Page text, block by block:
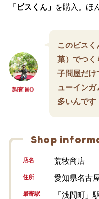
「ビスくん」
を購入。ほ
調査員O
このビスく
菓）でつく
子問屋だけ
ューインガ
多いんです
Shop
店名 荒牧商店
住所 愛知県名古
最寄駅 「浅間町」